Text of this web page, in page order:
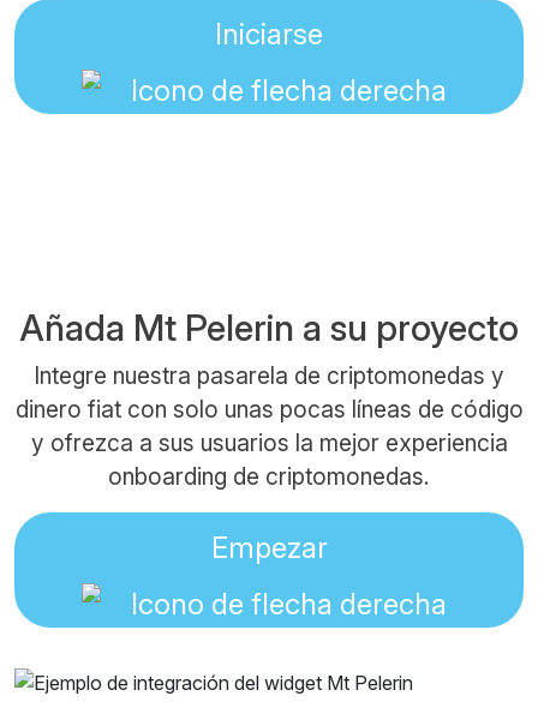
Iniciarse
Añada Mt Pelerin a su proyecto
Integre nuestra pasarela de criptomonedas y
dinero fiat con solo unas pocas líneas de código
y ofrezca a sus usuarios la mejor experiencia
onboarding de criptomonedas.
Empezar